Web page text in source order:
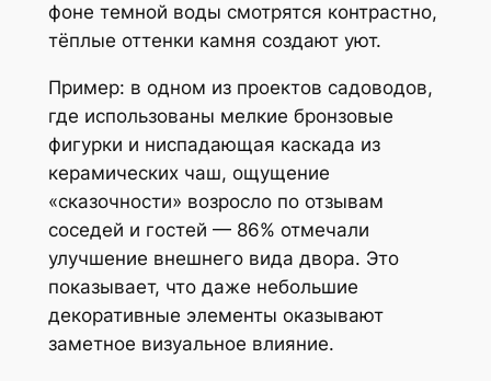
фоне темной воды смотрятся контрастно,
тёплые оттенки камня создают уют.
Пример: в одном из проектов садоводов,
где использованы мелкие бронзовые
фигурки и ниспадающая каскада из
керамических чаш, ощущение
«сказочности» возросло по отзывам
соседей и гостей — 86% отмечали
улучшение внешнего вида двора. Это
показывает, что даже небольшие
декоративные элементы оказывают
заметное визуальное влияние.